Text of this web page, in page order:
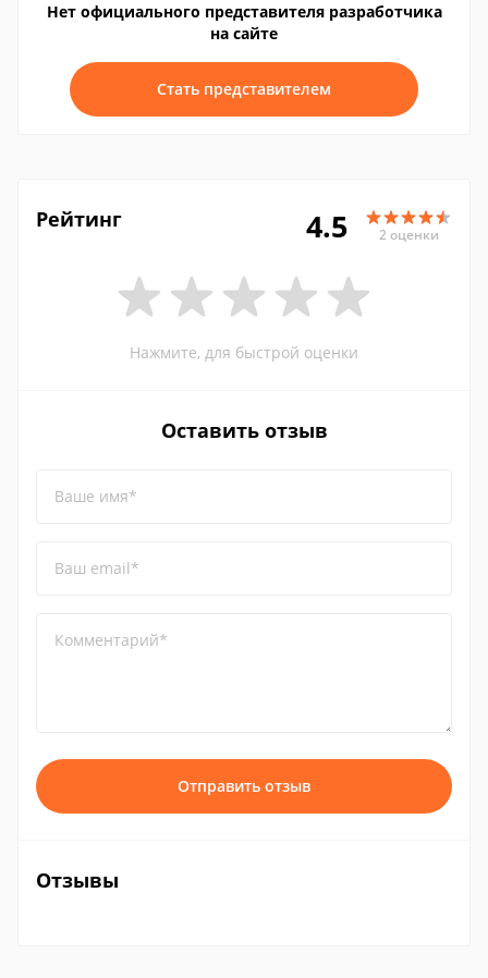
Нет официального представителя разработчика
на сайте
Стать представителем
Рейтинг 4.5 2 оценки
Нажмите, для быстрой оценки
Оставить отзыв
Ваше имя*
Ваш email*
Комментарий*
Отправить отзыв
Отзывы